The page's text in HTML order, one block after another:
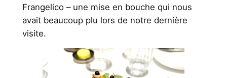
Frangelico – une mise en bouche qui nous
avait beaucoup plu lors de notre dernière
visite.